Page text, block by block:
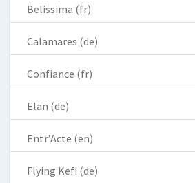
Belissima (fr)
Calamares (de)
Confiance (fr)
Elan (de)
Entr’Acte (en)
Flying Kefi (de)